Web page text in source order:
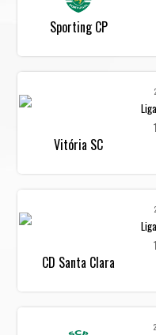
Sporting CP
Vitória SC
CD Santa Clara